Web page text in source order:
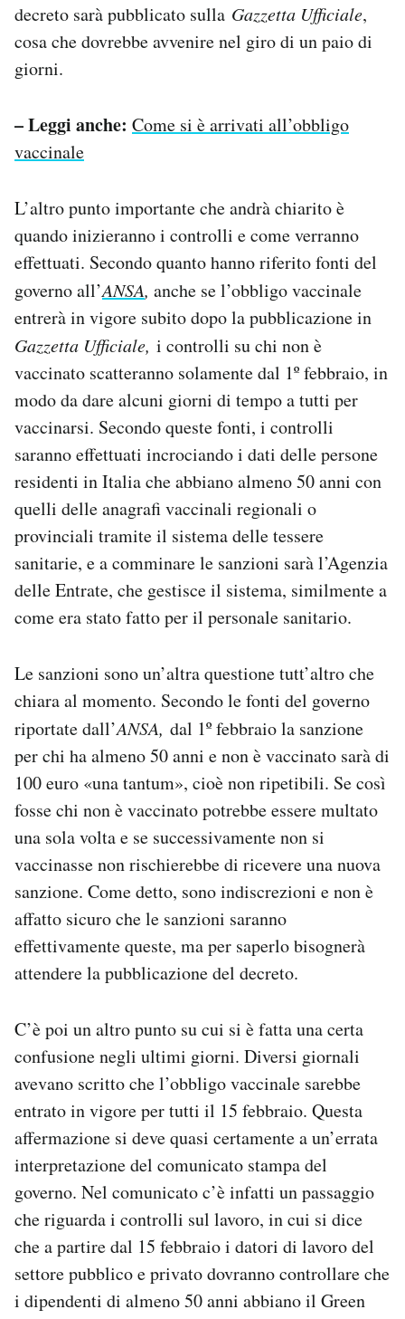
decreto sarà pubblicato sulla Gazzetta Ufficiale,
cosa che dovrebbe avvenire nel giro di un paio di
giorni.
– Leggi anche: Come si è arrivati all’obbligo
vaccinale
L’altro punto importante che andrà chiarito è
quando inizieranno i controlli e come verranno
effettuati. Secondo quanto hanno riferito fonti del
governo all’ANSA, anche se l’obbligo vaccinale
entrerà in vigore subito dopo la pubblicazione in
Gazzetta Ufficiale, i controlli su chi non è
vaccinato scatteranno solamente dal 1º febbraio, in
modo da dare alcuni giorni di tempo a tutti per
vaccinarsi. Secondo queste fonti, i controlli
saranno effettuati incrociando i dati delle persone
residenti in Italia che abbiano almeno 50 anni con
quelli delle anagrafi vaccinali regionali o
provinciali tramite il sistema delle tessere
sanitarie, e a comminare le sanzioni sarà l’Agenzia
delle Entrate, che gestisce il sistema, similmente a
come era stato fatto per il personale sanitario.
Le sanzioni sono un’altra questione tutt’altro che
chiara al momento. Secondo le fonti del governo
riportate dall’ANSA, dal 1º febbraio la sanzione
per chi ha almeno 50 anni e non è vaccinato sarà di
100 euro «una tantum», cioè non ripetibili. Se così
fosse chi non è vaccinato potrebbe essere multato
una sola volta e se successivamente non si
vaccinasse non rischierebbe di ricevere una nuova
sanzione. Come detto, sono indiscrezioni e non è
affatto sicuro che le sanzioni saranno
effettivamente queste, ma per saperlo bisognerà
attendere la pubblicazione del decreto.
C’è poi un altro punto su cui si è fatta una certa
confusione negli ultimi giorni. Diversi giornali
avevano scritto che l’obbligo vaccinale sarebbe
entrato in vigore per tutti il 15 febbraio. Questa
affermazione si deve quasi certamente a un’errata
interpretazione del comunicato stampa del
governo. Nel comunicato c’è infatti un passaggio
che riguarda i controlli sul lavoro, in cui si dice
che a partire dal 15 febbraio i datori di lavoro del
settore pubblico e privato dovranno controllare che
i dipendenti di almeno 50 anni abbiano il Green